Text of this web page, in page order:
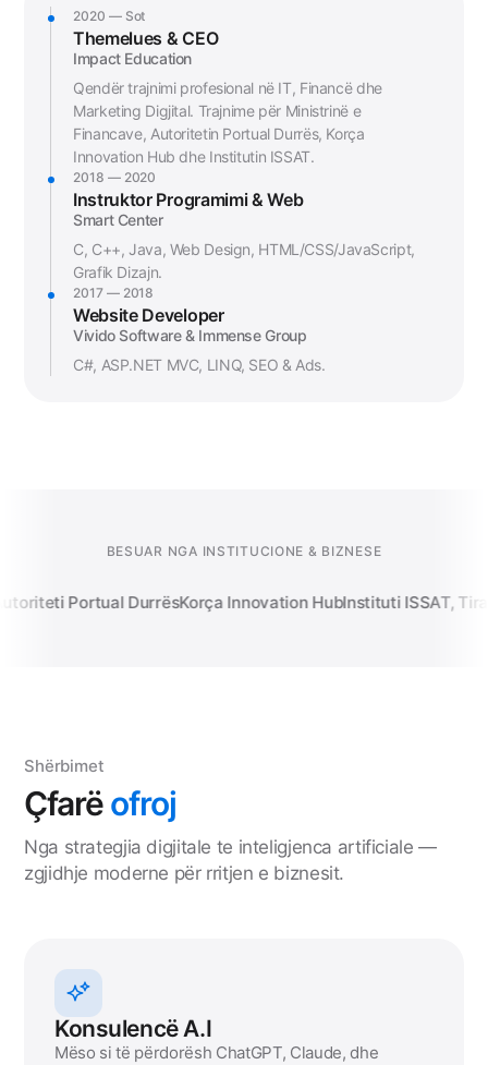
2020 — Sot
Themelues & CEO
Impact Education
Qendër trajnimi profesional në IT, Financë dhe
Marketing Digjital. Trajnime për Ministrinë e
Financave, Autoritetin Portual Durrës, Korça
Innovation Hub dhe Institutin ISSAT.
2018 — 2020
Instruktor Programimi & Web
Smart Center
C, C++, Java, Web Design, HTML/CSS/JavaScript,
Grafik Dizajn.
2017 — 2018
Website Developer
Vivido Software & Immense Group
C#, ASP.NET MVC, LINQ, SEO & Ads.
BESUAR NGA INSTITUCIONE & BIZNESE
Portual DurrësKorça Innovation HubInstituti ISSAT,
Shërbimet
Çfarë ofroj
Nga strategjia digjitale te inteligjenca artificiale —
zgjidhje moderne për rritjen e biznesit.
Konsulencë A.I
Mëso si të përdorësh ChatGPT, Claude, dhe